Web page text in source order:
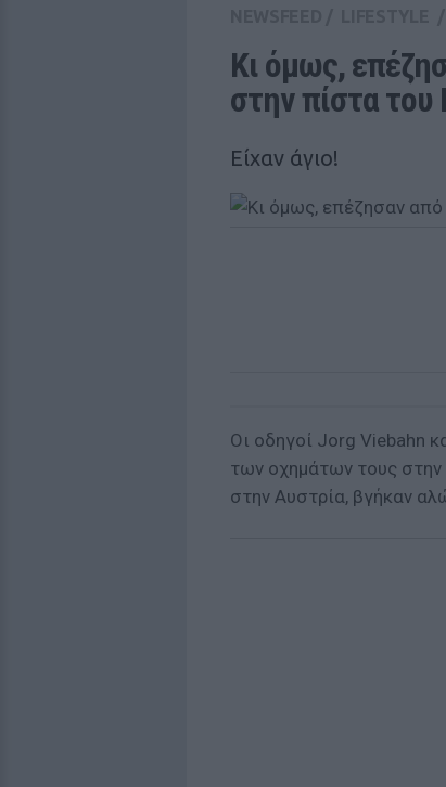
Κι όμως,
στην πίστα του
Είχαν άγιο!
Οι οδηγοί Jorg Viebahn
των οχημάτων τους στην
στην Αυστρία, βγήκαν